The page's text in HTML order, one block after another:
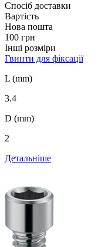
Спосіб доставки
Вартість
Нова пошта
100 грн
Інші розміри
Гвинти для фіксації
L (mm)
3.4
D (mm)
2
Детальніше